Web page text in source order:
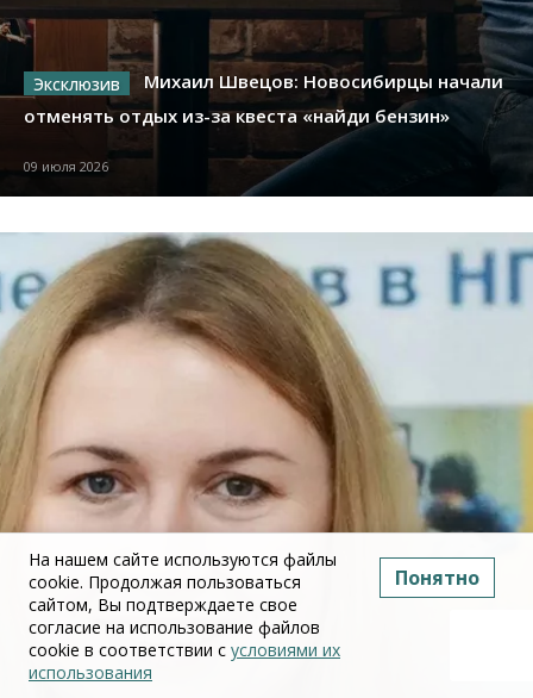
Михаил Швецов: Новосибирцы начали
отменять отдых из-за квеста «найди бензин»
09 июля 2026
На нашем сайте используются файлы
cookie. Продолжая пользоваться
сайтом, Вы подтверждаете свое
согласие на использование файлов
cookie в соответствии с условиями их
использования
Понятно